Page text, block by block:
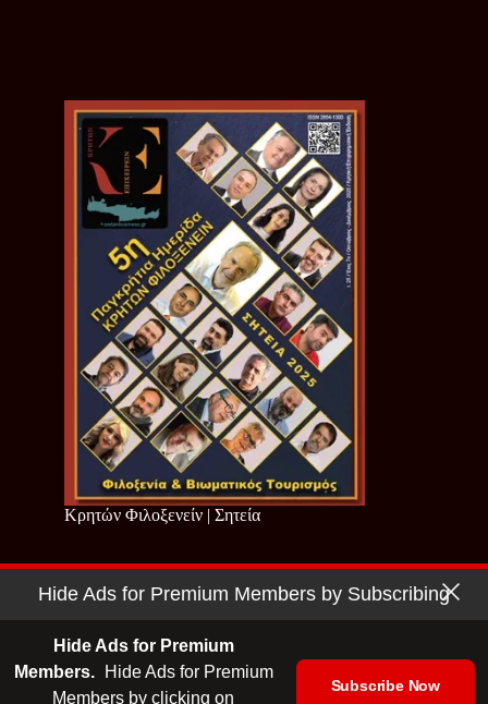
Κρητών Φιλοξενείν | Σητεία
Copyright © 2026 - Cretan Business | Κρητών Επιχειρείν
Hide Ads for Premium Members by Subscribing
Hide Ads for Premium
Members.
Hide Ads for Premium
Members by clicking on
Subscribe Now